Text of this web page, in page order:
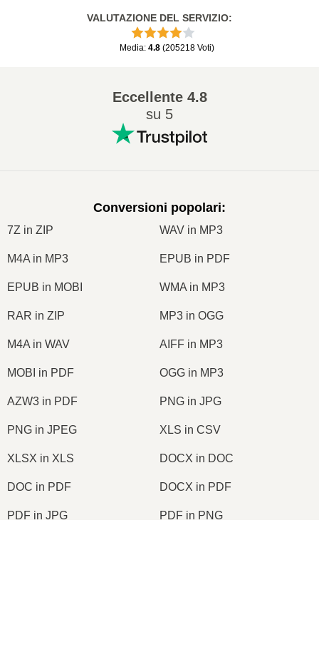
VALUTAZIONE DEL SERVIZIO:
Media: 4.8 (205218 Voti)
Eccellente4.8
su 5
Conversioni popolari:
7Z in ZIP WAV in MP3
M4A in MP3 EPUB in PDF
EPUB in MOBI WMA in MP3
RAR in ZIP MP3 in OGG
M4A in WAV AIFF in MP3
MOBI in PDF OGG in MP3
AZW3 in PDF PNG in JPG
PNG in JPEG XLS in CSV
XLSX in XLS DOCX in DOC
DOC in PDF DOCX in PDF
PDF in JPG PDF in PNG